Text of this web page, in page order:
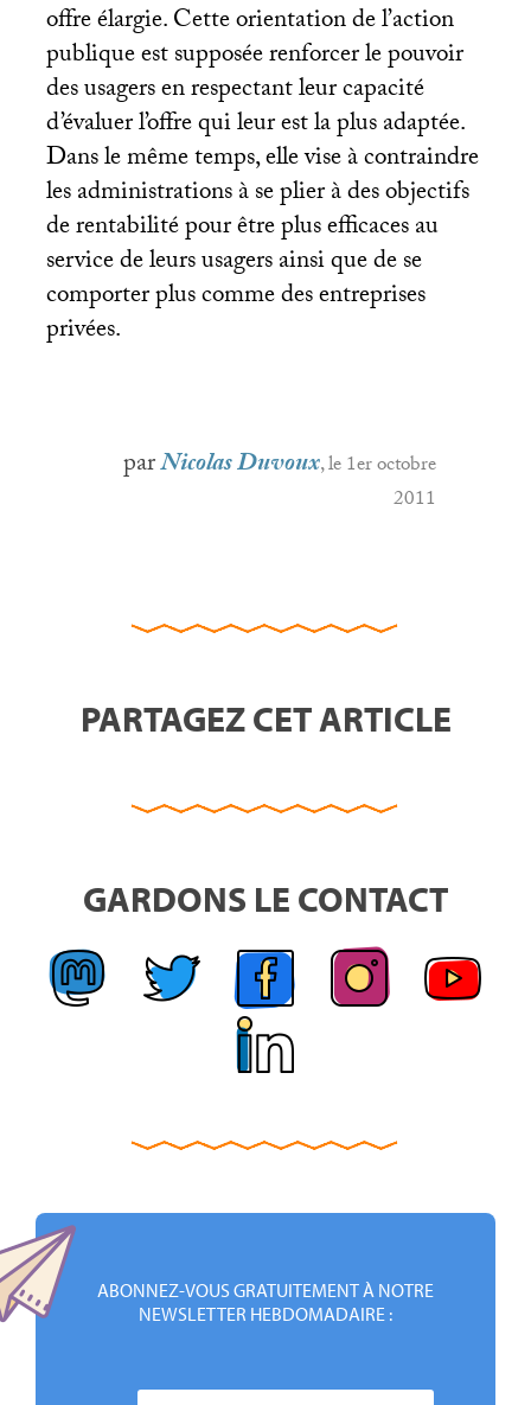
offre élargie. Cette orientation de l’action
publique est supposée renforcer le pouvoir
des usagers en respectant leur capacité
d’évaluer l’offre qui leur est la plus adaptée.
Dans le même temps, elle vise à contraindre
les administrations à se plier à des objectifs
de rentabilité pour être plus efficaces au
service de leurs usagers ainsi que de se
comporter plus comme des entreprises
privées.
parNicolas Duvoux, le 1er octobre
2011
PARTAGEZ CET ARTICLE
GARDONS LE CONTACT
ABONNEZ-VOUS GRATUITEMENT À NOTRE
NEWSLETTER HEBDOMADAIRE :